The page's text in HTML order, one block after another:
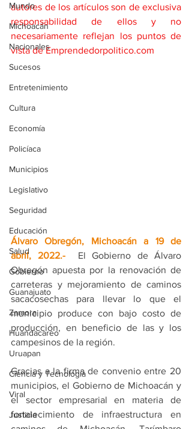
Mundo
Michoacán
Nacionales
Sucesos
Entretenimiento
Cultura
Economía
Policíaca
Municipios
Legislativo
Seguridad
Educación
Salud
Gobierno
Guanajuato
Zamora
Huandacareo
Uruapan
Ciencia y Tecnología
Viral
Justicia
autores de los artículos son de exclusiva
responsabilidad de ellos y no
necesariamente reflejan los puntos de
vista de Emprendedorpolitico.com
Álvaro Obregón, Michoacán a 19 de
abril, 2022.-
El Gobierno de Álvaro
Obregón apuesta por la renovación de
carreteras y mejoramiento de caminos
sacacosechas para llevar lo que el
municipio produce con bajo costo de
producción, en beneficio de las y los
campesinos de la región.
Gracias a la firma de convenio entre 20
municipios, el Gobierno de Michoacán y
el sector empresarial en materia de
fortalecimiento de infraestructura en